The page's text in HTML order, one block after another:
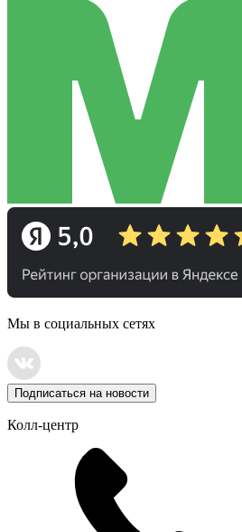
Мы в социальных сетях
Подписаться на новости
Колл-центр